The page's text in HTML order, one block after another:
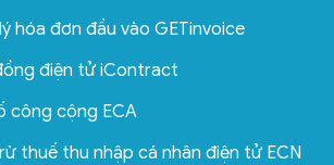
hóa đơn đầu vào GETinvoice
điện tử iContract
công cộng ECA
thuế thu nhập cá nhân điện tử ECN